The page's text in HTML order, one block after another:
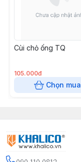
Cùi chỏ ống TQ
105.000đ
Chọn mua